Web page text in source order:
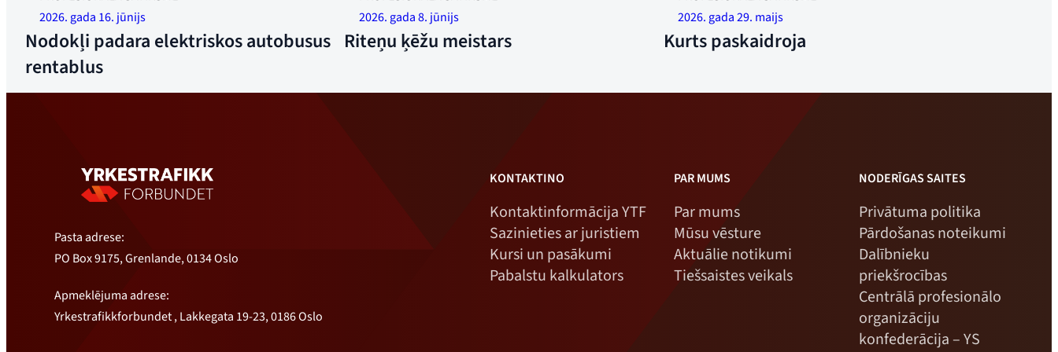
uz vietas, ja tie vēlas pārspēt dīzeļautobusu cenu. Norvēģijas
dienvidos autobusiem ir jānobrauc vismaz 36 500 kilometru
gadā jeb 100 kilometri katru dienu, lai tie būtu pieejamāki
nekā dīzeļautobusi. Foto: Ruter / Nucleus, Øyvind Ganešs
Ekness
2026. gada 16. jūnijs
Nodokļi padara elektriskos autobusus
rentablus
automašīnu dažus metrus uz priekšu, viņš sper atpakaļ ceļu
pie ķēdes un riteņa labajā pusē, lai pabeigtu uzstādīšanu.
Foto: Øyvind Henriksen
2026. gada 8. jūnijs
Riteņu ķēžu meistars
divu cilvēku uzņēmumā. Tas ir Pētersens un viņa
priekšnieks. Foto: Īvinds Henriksens
2026. gada 29. maijs
Kurts paskaidroja
Pasta adrese:
PO Box 9175, Grenlande, 0134 Oslo
Apmeklējuma adrese:
Yrkestrafikkforbundet , Lakkegata 19-23, 0186 Oslo
KONTAKTINO
Kontaktinformācija YTF
Sazinieties ar juristiem
Kursi un pasākumi
Pabalstu kalkulators
PAR MUMS
Par mums
Mūsu vēsture
Aktuālie notikumi
Tiešsaistes veikals
NODERĪGAS SAITES
Privātuma politika
Pārdošanas noteikumi
Dalībnieku
priekšrocības
Centrālā profesionālo
organizāciju
konfederācija – YS